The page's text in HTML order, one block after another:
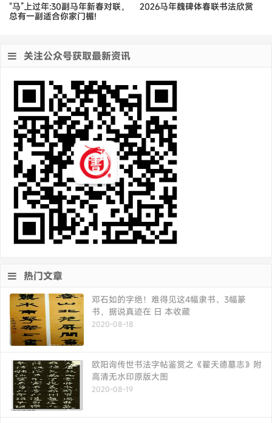
“马”上过年:30副马年新春对联，
总有一副适合你家门楣!
2026马年魏碑体春联书法欣赏
关注公众号获取最新资讯
热门文章
邓石如的字绝！难得见这4幅隶书、3幅篆
书，据说真迹在 日 本收藏
2020-08-18
欧阳询传世书法字帖鉴赏之《翟天德墓志》附
高清无水印原版大图
2020-08-19